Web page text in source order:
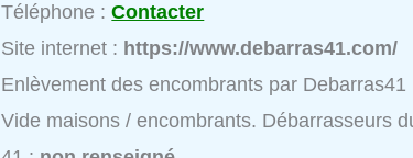
Téléphone :Contacter
Site internet : https://www.debarras41.com/
Enlèvement des encombrants par Debarras41
Vide maisons / encombrants. Débarrasseurs